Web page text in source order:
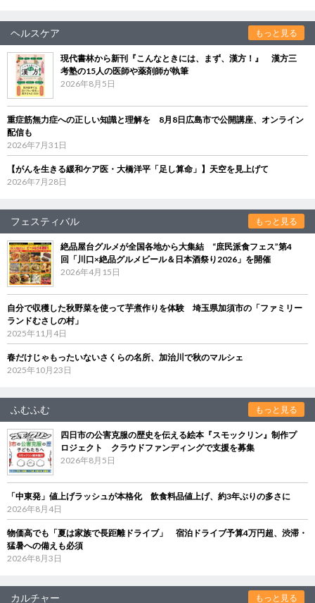
ヘルスケア もっと見る
現代書林から新刊『こんなときには、まず、漢方！』 漢方三
考塾の15人の医師や薬剤師が執筆
2026年8月5日
重症筋無力症への正しい知識と理解を 8月8日広島市で公開講座、オンライン
配信も
2026年7月31日
【がんを生きる緩和ケア医・大橋洋平「足し算命」】天空を見上げて
2026年7月28日
フェスティバル もっと見る
絶品屋台グルメが全国各地から大集結 “庶民派食フェス”第4
回「川口×絶品グルメビール＆日本酒祭り2026」を開催
2026年4月15日
自分で収穫した秋野菜を使って芋煮作りを体験 埼玉県加須市の「ファミリー
ランドむさしの村」
2025年11月4日
春だけじゃもったいないさくらの名所、加治川で秋のマルシェ
2025年10月23日
ふむふむ もっと見る
四日市の公害克服の歴史を伝える絵本『スモックリン』制作プ
ロジェクト クラウドファンディングで支援を募集
2026年8月5日
「中東発」値上げラッシュが本格化 飲食料品値上げ、約3年ぶりの多さに
2026年8月4日
物価高でも「夏は家族で長距離ドライブ」 宿泊ドライブ予算4万円超、渋滞・
猛暑への備えも必須
2026年8月3日
カルチャー もっと見る